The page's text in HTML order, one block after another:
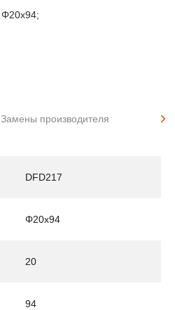
Φ20x94;
Замены производителя
DFD217
Φ20x94
20
94